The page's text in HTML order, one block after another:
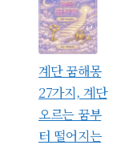
계단 꿈해몽
27가지, 계단
오르는 꿈부
터 떨어지는